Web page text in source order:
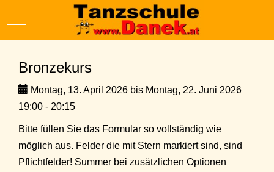
Mobile Menu Toggle
Bronzekurs
Montag, 13. April 2026 bis Montag, 22. Juni 2026
19:00 - 20:15
Bitte füllen Sie das Formular so vollständig wie
möglich aus. Felder die mit Stern markiert sind, sind
Pflichtfelder! Summer bei zusätzlichen Optionen